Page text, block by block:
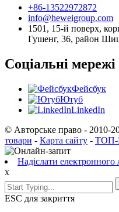
+86-13522972872
info@heweigroup.com
1501, 15-й поверх,
Гушенг, 36, район
Соціальні мережі
Фейсбук
Ютуб
LinkedIn
© Авторське право - 2010-
товари - Карта сайту -
Надіслати електронного
x
ESC для закриття